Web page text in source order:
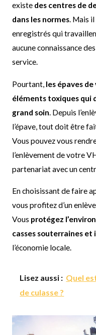
existe des centres de
dans les normes. Mais il
enregistrés qui
aucune connaissance
service.
Pourtant, les épaves
éléments toxiques qui
grand soin. Depuis
l’épave, tout doit être
Vous pouvez vous
l’enlèvement de votre
partenariat avec un
En choisissant de faire
vous profitez d’un
Vous protégez
casses souterraines et
l’économie locale.
Lisez aussi : Quel
de culasse ?